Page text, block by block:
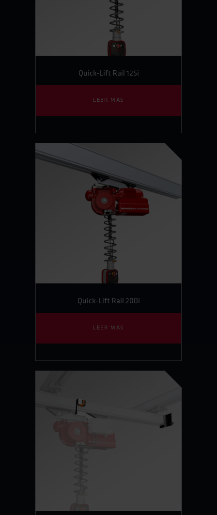
Quick-Lift Rail 125i
LEER MÁS
Quick-Lift Rail 200i
LEER MÁS